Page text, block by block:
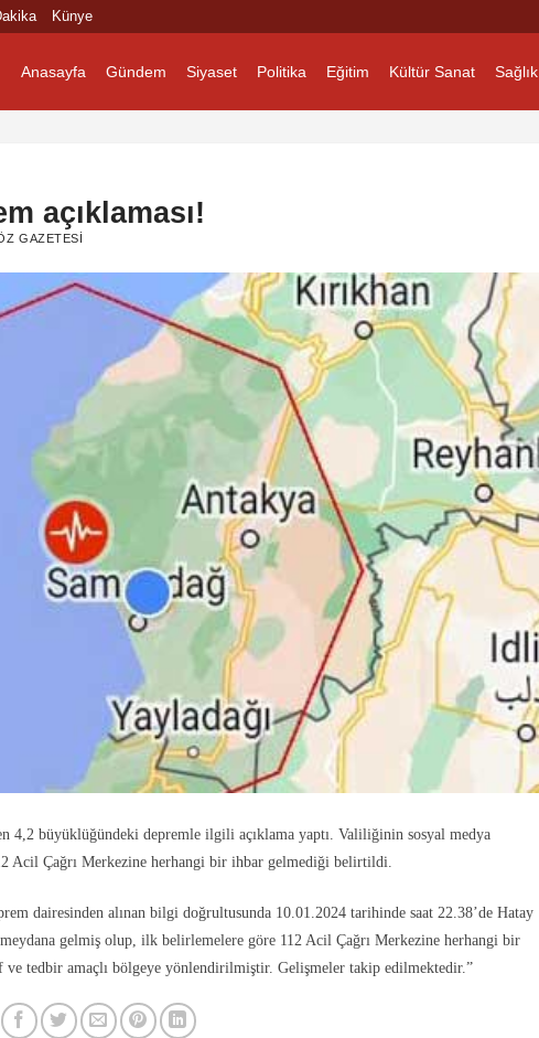
Künye
Anasayfa Gündem Siyaset Politika Eğitim Kültür Sanat Sağlık
açıklaması!
GAZETESI
4,2 büyüklüğündeki depremle ilgili açıklama yaptı. Valiliğinin sosyal medya
Acil Çağrı Merkezine herhangi bir ihbar gelmediği belirtildi.
dairesinden alınan bilgi doğrultusunda 10.01.2024 tarihinde saat 22.38’de Hatay
gelmiş olup, ilk belirlemelere göre 112 Acil Çağrı Merkezine herhangi bir
tedbir amaçlı bölgeye yönlendirilmiştir. Gelişmeler takip edilmektedir.”